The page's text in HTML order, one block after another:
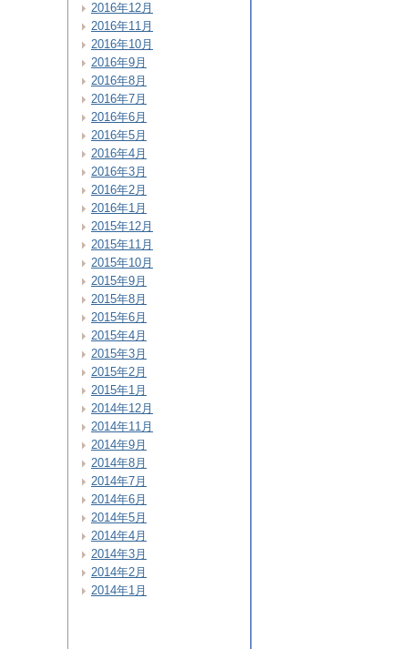
2016年12月
2016年11月
2016年10月
2016年9月
2016年8月
2016年7月
2016年6月
2016年5月
2016年4月
2016年3月
2016年2月
2016年1月
2015年12月
2015年11月
2015年10月
2015年9月
2015年8月
2015年6月
2015年4月
2015年3月
2015年2月
2015年1月
2014年12月
2014年11月
2014年9月
2014年8月
2014年7月
2014年6月
2014年5月
2014年4月
2014年3月
2014年2月
2014年1月